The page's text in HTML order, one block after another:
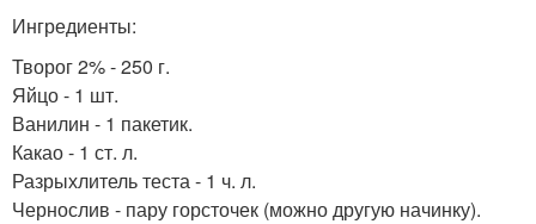
Ингредиенты:
Творог 2% - 250 г.
Яйцо - 1 шт.
Ванилин - 1 пакетик.
Какао - 1 ст. л.
Разрыхлитель теста - 1 ч. л.
Чернослив - пару горсточек (можно другую начинку).